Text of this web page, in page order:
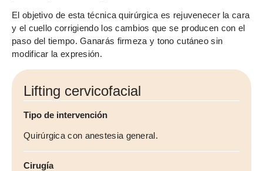
El objetivo de esta técnica quirúrgica es rejuvenecer la cara
y el cuello corrigiendo los cambios que se producen con el
paso del tiempo. Ganarás firmeza y tono cutáneo sin
modificar la expresión.
Lifting cervicofacial
Tipo de intervención
Quirúrgica con anestesia general.
Cirugía